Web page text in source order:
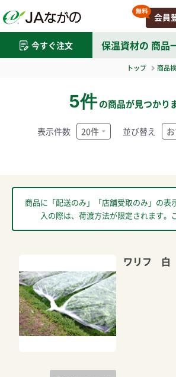
今すぐ注文 保温資材の 商品
トップ 商品
5件の商品が見つかり
表示件数 並び替え
商品に「配送のみ」「店舗受取のみ」の表
入の際は、荷渡方法が限定されます。
ワリフ 白